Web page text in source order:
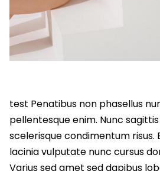
test Penatibus non phasellus
pellentesque enim. Nunc
scelerisque condimentum risus.
lacinia vulputate nunc cursus
Varius sed amet sed dapibus